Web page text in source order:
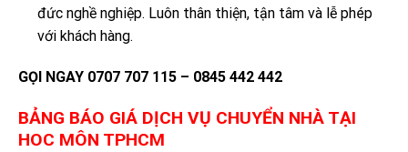
đức nghề nghiệp. Luôn thân thiện, tận tâm và lễ phép
với khách hàng.
GỌI NGAY 0707 707 115 – 0845 442 442
BẢNG BÁO GIÁ DỊCH VỤ CHUYỂN NHÀ TẠI
HOC MÔN TPHCM